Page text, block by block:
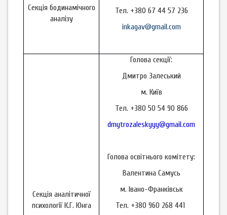
Секція бодинамічного
аналізу
Тел. +380 67 44 57 236
inkagav@gmail.com
Секція аналітичної
психології К.Г. Юнга
Голова секції:
Дмитро Залеський
м. Київ
Тел. +380 50 54 90 866
dmytrozaleskyyy@gmail.com
Голова освітнього комітету:
Валентина Самусь
м. Івано-Франківськ
Тел. +380 960 268 441